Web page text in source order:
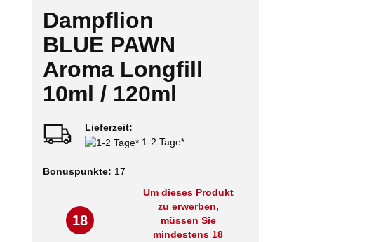
Dampflion
BLUE PAWN
Aroma Longfill
10ml / 120ml
Lieferzeit:
1-2 Tage*
Bonuspunkte: 17
18
Um dieses Produkt
zu erwerben,
müssen Sie
mindestens 18